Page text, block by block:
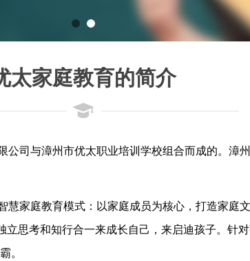
公司与漳州市优太职业培训学校组合而成的。漳
慧家庭教育模式：以家庭成员为核心，打造家庭
思考和知行合一来成长自己，来启迪孩子。针
。
太家庭教育的简介